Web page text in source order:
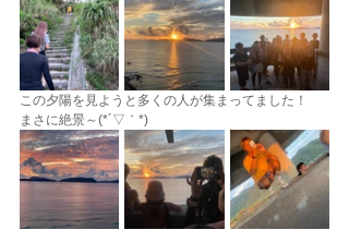
この夕陽を見ようと多くの人が集まってました！
まさに絶景～(*´▽｀*)